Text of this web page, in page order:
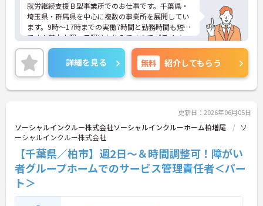
就労継続支援Ｂ型事業所でのお仕事です。千葉県・
埼玉県・群馬県を中心に複数の事業所を展開してい
ます。9時～17時までの実働7時間と勤務時間も短め
です！基本土曜・日曜はお休みですのでプライベー
トとのメリハリのある働き方が可能です。代表者や
エリアマネージャーがしっかりとサポートしますの
で、未経験でも安心して働けます。昇給・賞与制度
があり、頑張りがきちんと評価される職場です。ご
興味のある方には、面接対策ポイントなど、さらに
詳細を見る 無料 紹介してもらう
更新日：2026年06月05日
ソーシャルインクルー株式会社ソーシャルインクルーホーム柏増尾
ソ
ーシャルインクルー株式会社
【千葉県／柏市】週2日～＆時間調整可！障がい
者グループホームでのサービス管理責任者＜パー
ト＞